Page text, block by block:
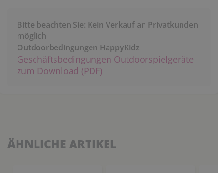
Bitte beachten Sie: Kein Verkauf an Privatkunden
möglich
Outdoorbedingungen HappyKidz
Geschäftsbedingungen Outdoorspielgeräte
zum Download (PDF)
ÄHNLICHE ARTIKEL